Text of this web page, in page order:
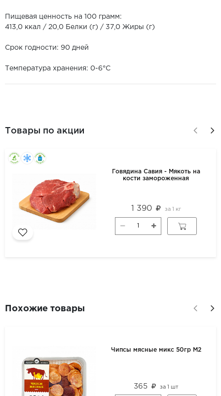
Пищевая ценность на 100 грамм:
413,0 ккал / 20,0 Белки (г) / 37,0 Жиры (г)
Срок годности: 90 дней
Температура хранения: 0-6°С
Товары по акции
Говядина Савия - Мякоть на
кости замороженная
1 390 за 1 кг
Похожие товары
Чипсы мясные микс 50гр М2
365 за 1 шт